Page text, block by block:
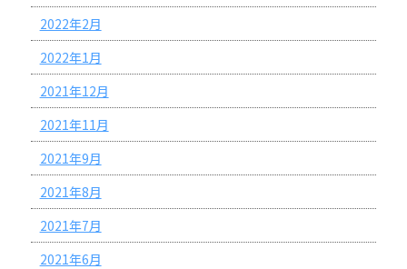
2022年2月
2022年1月
2021年12月
2021年11月
2021年9月
2021年8月
2021年7月
2021年6月